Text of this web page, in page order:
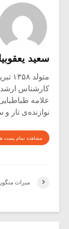
سعید
متولد ۱۳۵۸ تبریز
کارشناس ارشد
علامه طباطبایی
نوازنده‌ی تار
مشاهده تمام پست
میراث